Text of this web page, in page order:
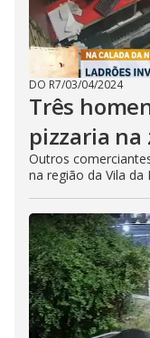
DO R7/03/04/2024
Três
pizzaria na
Outros
na região da Vila da